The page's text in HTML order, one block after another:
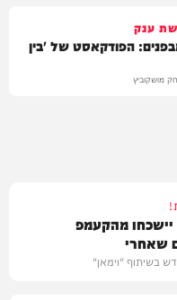
ענק
לכלא 10 מבפנים: הפודקאסט של 'בין
מושקוביץ
יישכחו מהקעמפ
שאחרי
בשיתוף "וימאן"